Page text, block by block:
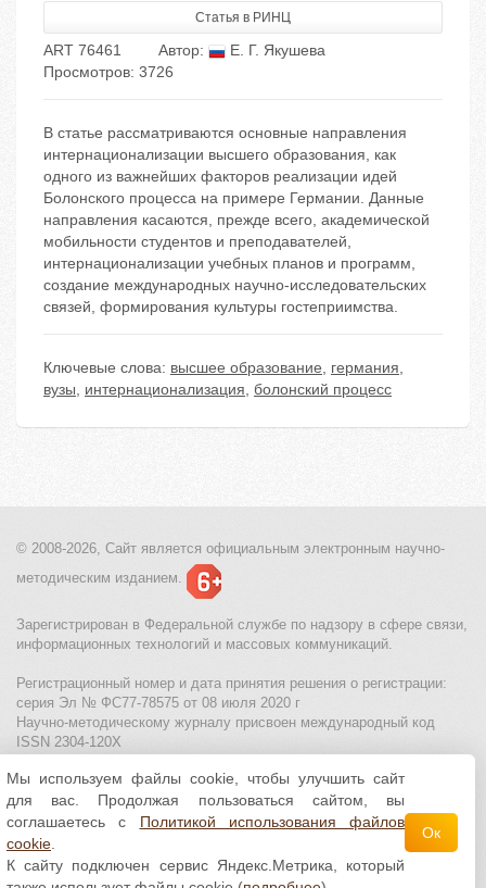
Статья в РИНЦ
ART 76461 Автор:
Е. Г. Якушева
Просмотров: 3726
В статье рассматриваются основные направления
интернационализации высшего образования, как
одного из важнейших факторов реализации идей
Болонского процесса на примере Германии. Данные
направления касаются, прежде всего, академической
мобильности студентов и преподавателей,
интернационализации учебных планов и программ,
создание международных научно-исследовательских
связей, формирования культуры гостеприимства.
Ключевые слова: высшее образование, германия,
вузы, интернационализация, болонский процесс
© 2008-2026, Сайт является официальным электронным научно-
методическим изданием.
Зарегистрирован в Федеральной службе по надзору в сфере связи,
информационных технологий и массовых коммуникаций.
Регистрационный номер и дата принятия решения о регистрации:
серия Эл № ФС77-78575 от 08 июля 2020 г
Научно-методическому журналу присвоен международный код
ISSN 2304-120X
МЦИТО|Школьные олимпиады и онлайн конкурсы для детей
Политика использования файлов cookie| Политика обработки и
защиты персональных данных
Все материалы доступны полицензии Creative
Commons С указанием авторства 4.0 Всемирная
Мы используем файлы cookie, чтобы улучшить сайт
для вас. Продолжая пользоваться сайтом, вы
соглашаетесь с Политикой использования файлов
cookie
К сайту подключен сервис Яндекс.Метрика, который
Ок